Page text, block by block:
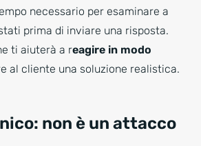
necessario per esaminare a
prima di inviare una risposta.
ti aiuterà a reagire in modo
al cliente una soluzione realistica.
non è un attacco